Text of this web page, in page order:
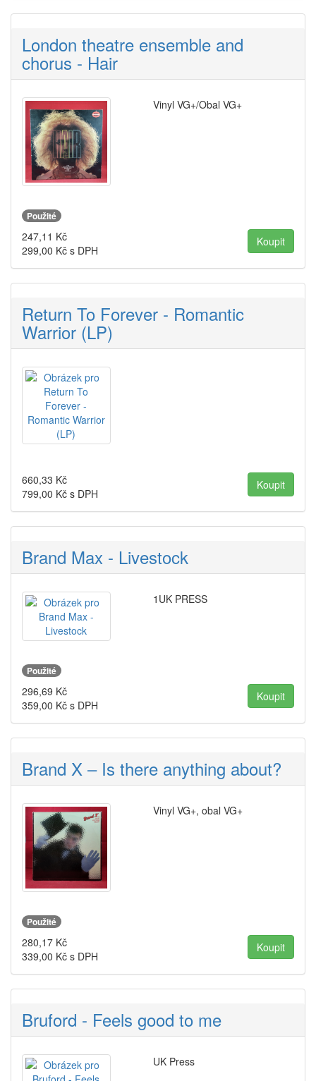
London theatre ensemble and
chorus - Hair
Vinyl VG+/Obal VG+
Použité
247,11 Kč
299,00 Kč s DPH
Return To Forever - Romantic
Warrior (LP)
660,33 Kč
799,00 Kč s DPH
Brand Max - Livestock
1UK PRESS
Použité
296,69 Kč
359,00 Kč s DPH
Brand X – Is there anything about?
Vinyl VG+, obal VG+
Použité
280,17 Kč
339,00 Kč s DPH
Bruford - Feels good to me
UK Press